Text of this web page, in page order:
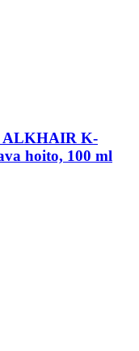
ALKHAIR K-​
hoito, 100 ml